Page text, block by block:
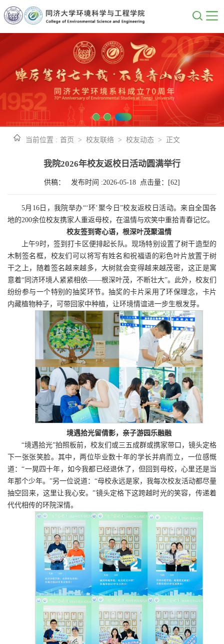
当前位置 : 首页 > 校友联络 > 校友动态 > 正文
我院2026年校友返校日活动圆满举行
供稿： 发布时间 :2026-05-18 点击量：[62]
5月16日，我院举办“‘环’聚今日”校友返校日活动。来自全国各
地的200余位校友携家人重返母校，在温情与欢笑中重拾青春记忆。
校友签到寄心语，根深叶茂聚温情
上午9时，签到打卡区便排起长队。现场特别设置了树干造型的
木制签名框，校友们可以将写有姓名和祝福语的彩色叶片放置于树
干之上，随着签名越来越多，大树就会变得越来越茂密，这正是寓
意着“同济环境人紧紧相依——根深叶茂，不断壮大”。此外，校友们
纷纷参与一个特别的抽奖环节。抽奖的卡片采用了环保理念，卡片
内藏植物种子，可带回家中种植，让环境情谊进一步生根发芽。
境遇拾光留倩影，亲子游园乐融融
“境遇拾光”拍照板前，校友们或三五成群或携家带口，镜头定格
下一张张笑脸。其中，两位毕业数十年的学长并肩而立，一位感慨
道：“一晃四十年，如今我都已经退休了，但回到母校，心里还是当
年那个少年。”另一位说道：“母校永远是家，我每次校友活动都尽量
抽空回来，这里让我心安。”镜头定格下这跨越时光的笑容，传递着
代代相传的环院深情。